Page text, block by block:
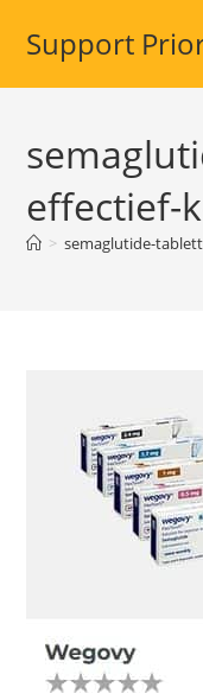
Support
effectief-
> semaglutide-